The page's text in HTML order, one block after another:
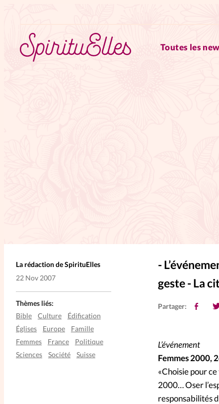
Toutes les
L'anecdote
La Bible au
Lifestyle
Littérature
RelationnElles
Shopping Spi
Si(x) simple de...
-
geste - La
La rédaction de SpirituElles
22 Nov 2007
Partager:
L’événement
Femmes 2000,
«Choisie pour
2000… Oser
responsabilités
Thèmes liés:
Bible
Culture
Édification
Églises
Europe
Famille
Femmes
France
Politique
Sciences
Société Suisse